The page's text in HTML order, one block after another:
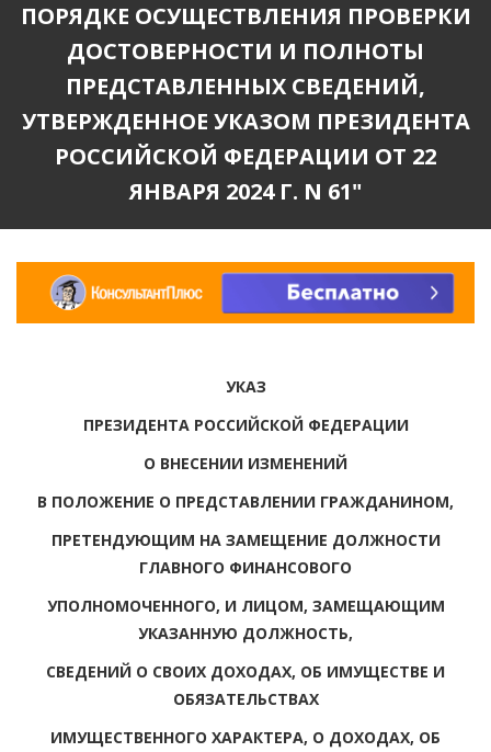
ПОРЯДКЕ ОСУЩЕСТВЛЕНИЯ ПРОВЕРКИ
ДОСТОВЕРНОСТИ И ПОЛНОТЫ
ПРЕДСТАВЛЕННЫХ СВЕДЕНИЙ,
УТВЕРЖДЕННОЕ УКАЗОМ ПРЕЗИДЕНТА
РОССИЙСКОЙ ФЕДЕРАЦИИ ОТ 22
ЯНВАРЯ 2024 Г. N 61"
УКАЗ
ПРЕЗИДЕНТА РОССИЙСКОЙ ФЕДЕРАЦИИ
О ВНЕСЕНИИ ИЗМЕНЕНИЙ
В ПОЛОЖЕНИЕ О ПРЕДСТАВЛЕНИИ ГРАЖДАНИНОМ,
ПРЕТЕНДУЮЩИМ НА ЗАМЕЩЕНИЕ ДОЛЖНОСТИ
ГЛАВНОГО ФИНАНСОВОГО
УПОЛНОМОЧЕННОГО, И ЛИЦОМ, ЗАМЕЩАЮЩИМ
УКАЗАННУЮ ДОЛЖНОСТЬ,
СВЕДЕНИЙ О СВОИХ ДОХОДАХ, ОБ ИМУЩЕСТВЕ И
ОБЯЗАТЕЛЬСТВАХ
ИМУЩЕСТВЕННОГО ХАРАКТЕРА, О ДОХОДАХ, ОБ